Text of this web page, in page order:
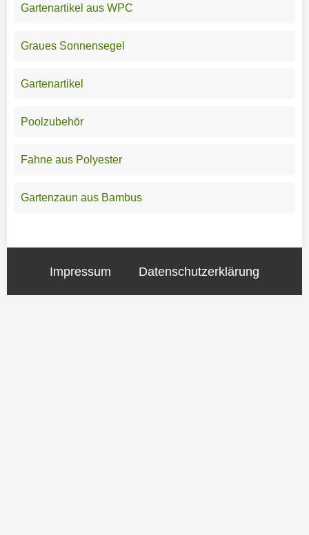
Gartenartikel aus WPC
Graues Sonnensegel
Gartenartikel
Poolzubehör
Fahne aus Polyester
Gartenzaun aus Bambus
Impressum Datenschutzerklärung